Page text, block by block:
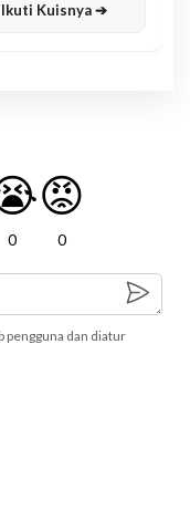
Ikuti Kuisnya ➔
0
😡
0
pengguna dan diatur